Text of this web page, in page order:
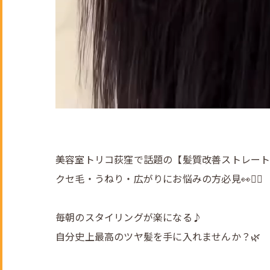
美容室トリコ荻窪で話題の【髪質改善ストレー
クセ毛・うねり・広がりにお悩みの方必見👀💇‍♀️
毎朝のスタイリングが楽になる♪
自分史上最高のツヤ髪を手に入れませんか？🌿